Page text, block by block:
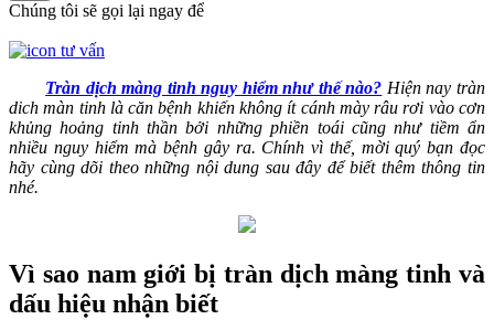
Chúng tôi sẽ gọi lại ngay để
Tràn dịch màng tinh nguy hiểm như thế nào? Hiện nay tràn
dich màn tinh là căn bệnh khiến không ít cánh mày râu rơi vào cơn
khủng hoảng tinh thần bởi những phiền toái cũng như tiềm ẩn
nhiều nguy hiểm mà bệnh gây ra. Chính vì thế, mời quý bạn đọc
hãy cùng dõi theo những nội dung sau đây để biết thêm thông tin
nhé.
Vì sao nam giới bị tràn dịch màng tinh và
dấu hiệu nhận biết